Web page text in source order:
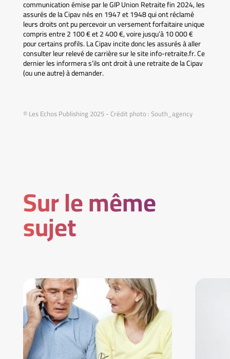
communication émise par le GIP Union Retraite fin 2024, les
assurés de la Cipav nés en 1947 et 1948 qui ont réclamé
leurs droits ont pu percevoir un versement forfaitaire unique
compris entre 2 100 € et 2 400 €, voire jusqu’à 10 000 €
pour certains profils. La Cipav incite donc les assurés à aller
consulter leur relevé de carrière sur le site info-retraite.fr. Ce
dernier les informera s’ils ont droit à une retraite de la Cipav
(ou une autre) à demander.
© Les Echos Publishing 2025 - Crédit photo : South_agency
Sur le même
sujet